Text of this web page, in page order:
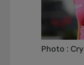
Photo :